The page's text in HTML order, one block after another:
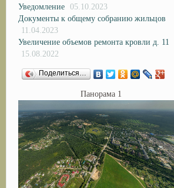
Уведомление 05.10.2023
Документы к общему собранию жильцов
11.04.2023
Увеличение объемов ремонта кровли д. 11
15.08.2022
Поделиться…
Панорама 1